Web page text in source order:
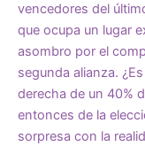
vencedores del
que ocupa un lugar
asombro por el
segunda alianza.
derecha de un 40%
entonces de la
sorpresa con la